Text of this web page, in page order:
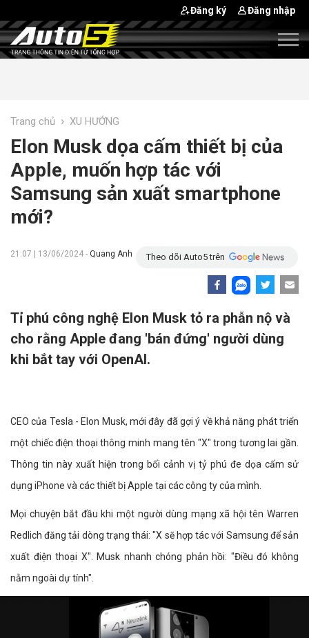
Đăng ký Đăng nhập
Trang chủ › XU HƯỚNG
Elon Musk dọa cấm thiết bị của
Apple, muốn hợp tác với
Samsung sản xuất smartphone
mới?
21:07 | 13/06/2024 - Quang Anh Theo dõi Auto5 trên
Tỉ phú công nghệ Elon Musk tỏ ra phẫn nộ và
cho rằng Apple đang 'bán đứng' người dùng
khi bắt tay với OpenAI.
CEO của Tesla - Elon Musk, mới đây đã gợi ý về khả năng phát triển
một chiếc điện thoại thông minh mang tên "X" trong tương lai gần.
Thông tin này xuất hiện trong bối cảnh vị tỷ phú đe dọa cấm sử
dụng iPhone và các thiết bị Apple tại các công ty của mình.
Mọi chuyện bắt đầu khi một người dùng mạng xã hội tên Warren
Redlich đăng tải dòng trạng thái: "X sẽ hợp tác với Samsung để sản
xuất điện thoại X". Musk nhanh chóng phản hồi: "Điều đó không
nằm ngoài dự tính".